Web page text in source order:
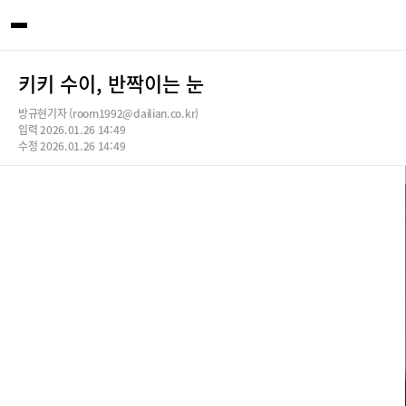
키키 수이, 반짝이는 눈
방규현기자 (room1992@dailian.co.kr)
입력 2026.01.26 14:49
수정 2026.01.26 14:49